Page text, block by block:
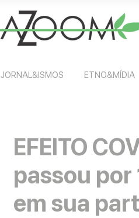
JORNAL&ISMOS ETNO&MÍDIA
EFEITO
passou por
em sua